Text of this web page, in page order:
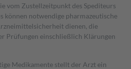
vom Zustellzeitpunkt des Spediteurs
können notwendige pharmazeutische
dienen, die
Prüfungen einschließlich Klärungen
Medikamente stellt der Arzt ein